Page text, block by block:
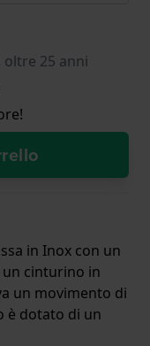
oltre 25 anni
in Inox con un
cinturino in
un movimento di
è dotato di un